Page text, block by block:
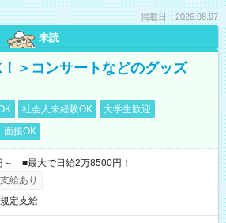
掲載日：2026.08.07
未読
＞コンサートなどのグッズ
社会人未経験OK
大学生歓迎
面接OK
～ ■最大で日給2万8500円！
給あり
定支給